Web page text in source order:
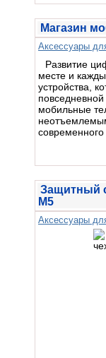
Магазин
Аксессуары
Развитие
месте и
устройства,
мобильные
современного
Защитный
M5
Аксессуары